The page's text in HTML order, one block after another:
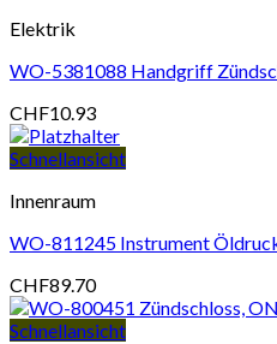
Elektrik
WO-5381088 Handgriff
CHF10.93
Schnellansicht
Innenraum
WO-811245 Instrument
CHF89.70
Schnellansicht